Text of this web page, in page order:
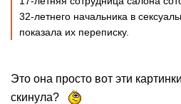
32-летнего начальника в
показала их переписку.
Это она просто вот эти
скинула?